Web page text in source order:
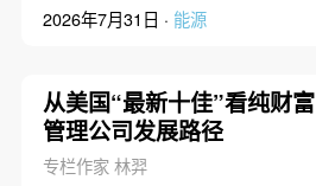
2026年7月31日 · 能源
从美国“最新十佳”看纯财富
管理公司发展路径
专栏作家 林羿